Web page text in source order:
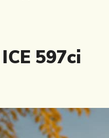
597ci